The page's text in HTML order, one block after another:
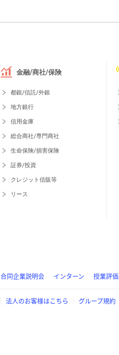
金融/商社/保険
都銀/信託/外銀
地方銀行
信用金庫
総合商社/専門商社
生命保険/損害保険
証券/投資
クレジット信販等
リース
合同企業説明会 インターン 授業評価
法人のお客様はこちら グループ規約